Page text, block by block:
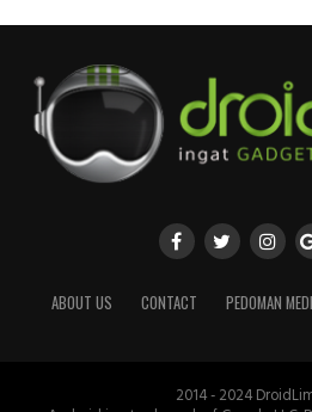
ABOUT US CONTACT PEDOMAN
2014 - 2024